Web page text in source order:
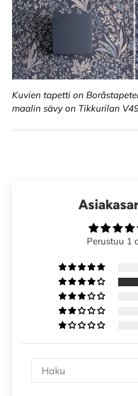
Kuvien tapetti on
maalin sävy on Tikkurilan
Perustuu 1